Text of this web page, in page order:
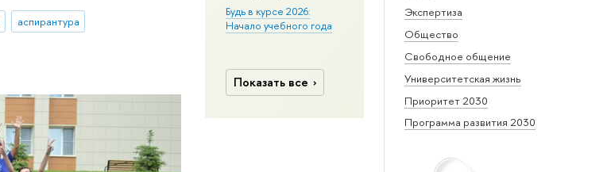
Экспертиза
Общество
Свободное общение
Университетская жизнь
Приоритет 2030
Программа развития 2030
Будь в курсе 2026:
Начало учебного года
Показать все
аспирантура